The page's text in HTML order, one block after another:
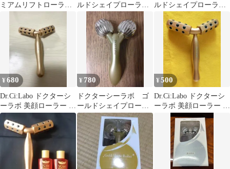
ミアムリフトローラー
ルドシェイプローラー
EX ボディメイクロー
ラー
ルドシェイプローラー
EX ボディメイクロー
ラー
¥680
Dr.Ci:Labo ドクターシ
ーラボ 美顔ローラー ゴ
ールド
¥ 780
ドクターシーラボ ゴ
ールドシェイプローラ
ー
¥500
Dr.Ci:Labo ドクターシ
ーラボ 美顔ローラー ゴ
ールド